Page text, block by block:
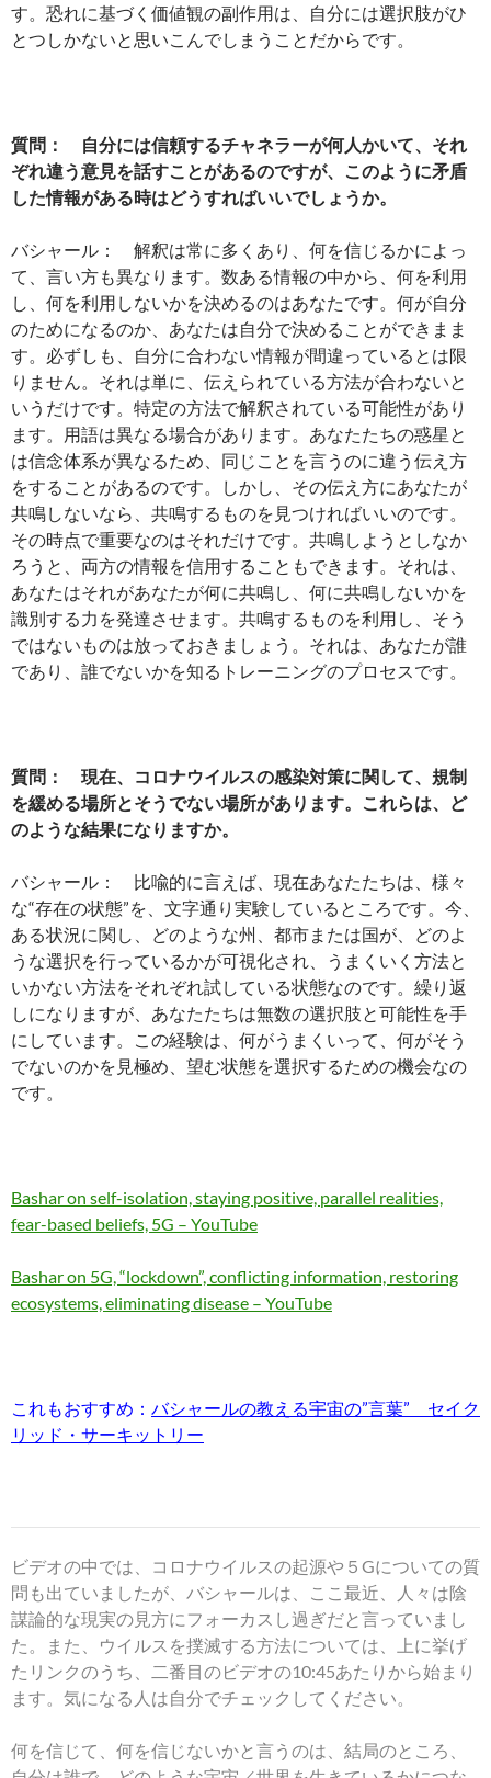
す。恐れに基づく価値観の副作用は、自分には選択肢がひ
とつしかないと思いこんでしまうことだからです。
質問： 自分には信頼するチャネラーが何人かいて、それ
ぞれ違う意見を話すことがあるのですが、このように矛盾
した情報がある時はどうすればいいでしょうか。
バシャール： 解釈は常に多くあり、何を信じるかによっ
て、言い方も異なります。数ある情報の中から、何を利用
し、何を利用しないかを決めるのはあなたです。何が自分
のためになるのか、あなたは自分で決めることができまま
す。必ずしも、自分に合わない情報が間違っているとは限
りません。それは単に、伝えられている方法が合わないと
いうだけです。特定の方法で解釈されている可能性があり
ます。用語は異なる場合があります。あなたたちの惑星と
は信念体系が異なるため、同じことを言うのに違う伝え方
をすることがあるのです。しかし、その伝え方にあなたが
共鳴しないなら、共鳴するものを見つければいいのです。
その時点で重要なのはそれだけです。共鳴しようとしなか
ろうと、両方の情報を信用することもできます。それは、
あなたはそれがあなたが何に共鳴し、何に共鳴しないかを
識別する力を発達させます。共鳴するものを利用し、そう
ではないものは放っておきましょう。それは、あなたが誰
であり、誰でないかを知るトレーニングのプロセスです。
質問： 現在、コロナウイルスの感染対策に関して、規制
を緩める場所とそうでない場所があります。これらは、ど
のような結果になりますか。
バシャール： 比喩的に言えば、現在あなたたちは、様々
な“存在の状態”を、文字通り実験しているところです。今、
ある状況に関し、どのような州、都市または国が、どのよ
うな選択を行っているかが可視化され、うまくいく方法と
いかない方法をそれぞれ試している状態なのです。繰り返
しになりますが、あなたたちは無数の選択肢と可能性を手
にしています。この経験は、何がうまくいって、何がそう
でないのかを見極め、望む状態を選択するための機会なの
です。
Bashar on self-isolation, staying positive, parallel realities,
fear-based beliefs, 5G – YouTube
Bashar on 5G, “lockdown”, conflicting information, restoring
ecosystems, eliminating disease – YouTube
これもおすすめ： バシャールの教える宇宙の”言葉” セイク
リッド・サーキットリー
ビデオの中では、コロナウイルスの起源や５Gについての質
問も出ていましたが、バシャールは、ここ最近、人々は陰
謀論的な現実の見方にフォーカスし過ぎだと言っていまし
た。また、ウイルスを撲滅する方法については、上に挙げ
たリンクのうち、二番目のビデオの10:45あたりから始まり
ます。気になる人は自分でチェックしてください。
何を信じて、何を信じないかと言うのは、結局のところ、